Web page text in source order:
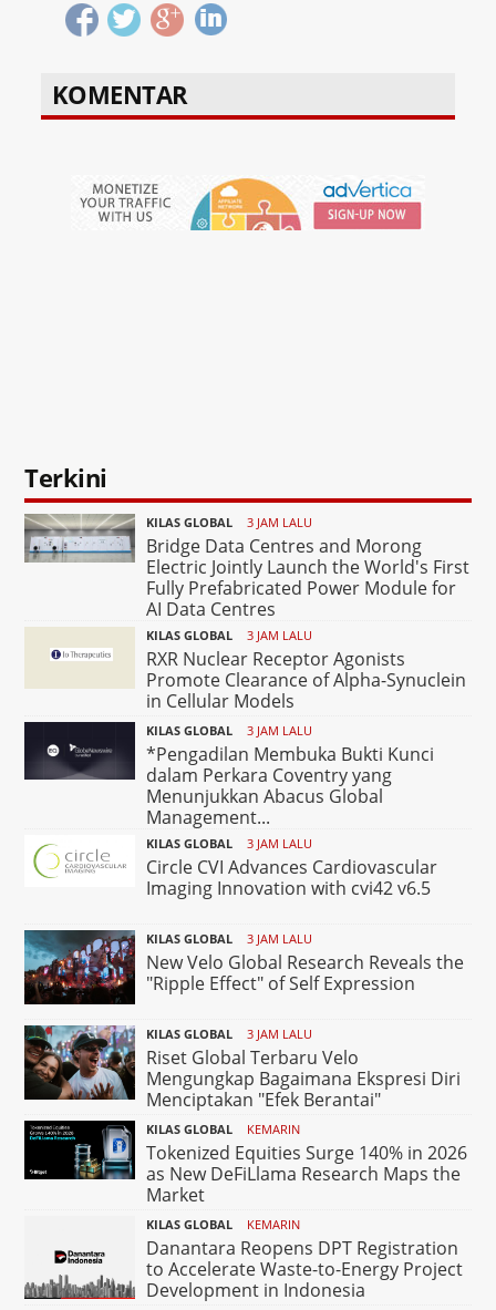
KOMENTAR
Terkini
KILAS GLOBAL 3 JAM LALU
Bridge Data Centres and Morong
Electric Jointly Launch the World's First
Fully Prefabricated Power Module for
AI Data Centres
KILAS GLOBAL 3 JAM LALU
RXR Nuclear Receptor Agonists
Promote Clearance of Alpha-Synuclein
in Cellular Models
KILAS GLOBAL 3 JAM LALU
*Pengadilan Membuka Bukti Kunci
dalam Perkara Coventry yang
Menunjukkan Abacus Global
Management...
KILAS GLOBAL 3 JAM LALU
Circle CVI Advances Cardiovascular
Imaging Innovation with cvi42 v6.5
KILAS GLOBAL 3 JAM LALU
New Velo Global Research Reveals the
"Ripple Effect" of Self Expression
KILAS GLOBAL 3 JAM LALU
Riset Global Terbaru Velo
Mengungkap Bagaimana Ekspresi Diri
Menciptakan "Efek Berantai"
KILAS GLOBAL KEMARIN
Tokenized Equities Surge 140% in 2026
as New DeFiLlama Research Maps the
Market
KILAS GLOBAL KEMARIN
Danantara Reopens DPT Registration
to Accelerate Waste-to-Energy Project
Development in Indonesia